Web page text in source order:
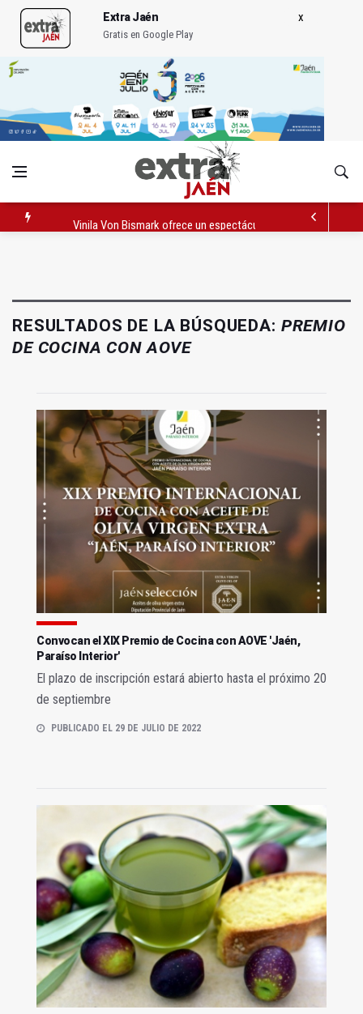
Extra Jaén
Gratis en Google Play
Vinila Von Bismark ofrece un espectáculo "rompedor" en el
RESULTADOS DE LA BÚSQUEDA: PREMIO
DE COCINA CON AOVE
Convocan el XIX Premio de Cocina con AOVE 'Jaén,
Paraíso Interior'
El plazo de inscripción estará abierto hasta el próximo 20
de septiembre
PUBLICADO EL 29 DE JULIO DE 2022